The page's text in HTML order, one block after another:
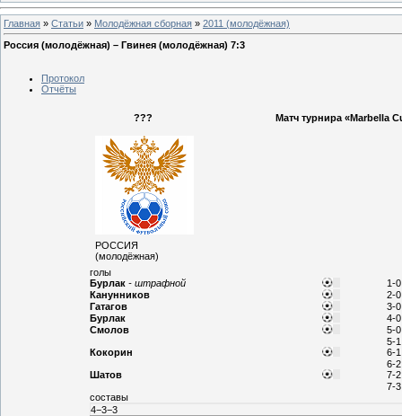
Главная » Статьи » Молодёжная сборная » 2011 (молодёжная)
Россия (молодёжная) – Гвинея (молодёжная) 7:3
Протокол
Отчёты
??? Матч турнира «Marbella
РОССИЯ
(молодёжная)
голы
Бурлак - штрафной
1-0
Канунников
2-0
Гатагов
3-0
Бурлак
4-0
Cмолов
5-0
5-1
Кокорин
6-1
6-2
Шатов
7-2
7-3
составы
4−3−3